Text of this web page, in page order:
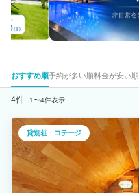
おすすめ順予約が多い順料金が安い順
4件 1〜4件表示
貸別荘・コテージ